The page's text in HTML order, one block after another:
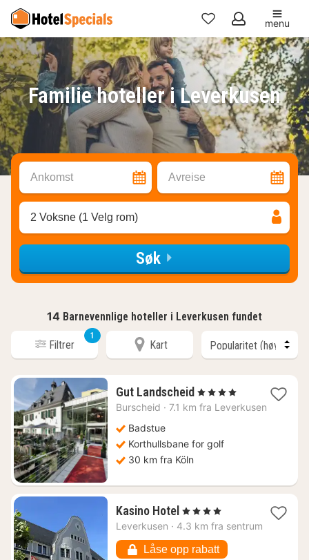
Mine
favoritter
menu
Familie hoteller i Leverkusen
Ankomst Avreise
2 Voksne (1 Velg rom)
Søk
14 Barnevennlige hoteller i Leverkusen fundet
Filtrer
1
Kart
Gut Landscheid 1
natt
kr.
, 4 Stjerner
Burscheid · 7.1 km fra Leverkusen
Badstue
Korthullsbane for golf
30 km fra Köln
Kasino Hotel 1
natt
1164
, 4 Stjerner
Leverkusen · 4.3 km fra sentrum
Låse opp rabatt